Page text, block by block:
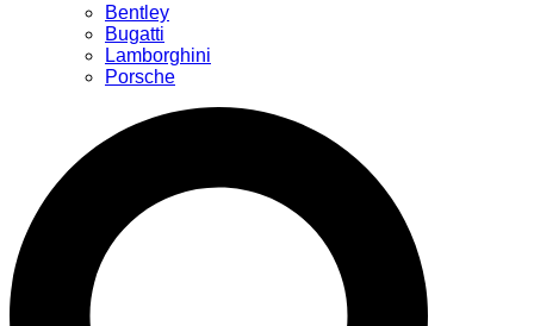
Bentley
Bugatti
Lamborghini
Porsche